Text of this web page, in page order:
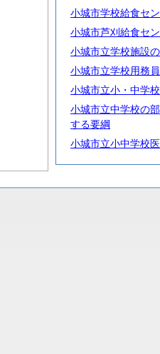
小城市学校給食セ
小城市芦刈給食セ
小城市立学校施設
小城市立学校用務
小城市立小・中学
小城市立中学校の
する要綱
小城市立小中学校